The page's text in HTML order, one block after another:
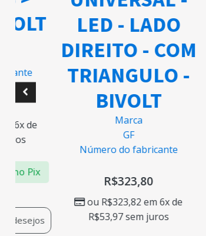
6x de
no Pix
desejos
LED - LADO
DIREITO - COM
TRIANGULO -
BIVOLT
Marca
GF
Número do fabricante
R$323,80
ou R$323,82em 6x de
R$53,97sem juros